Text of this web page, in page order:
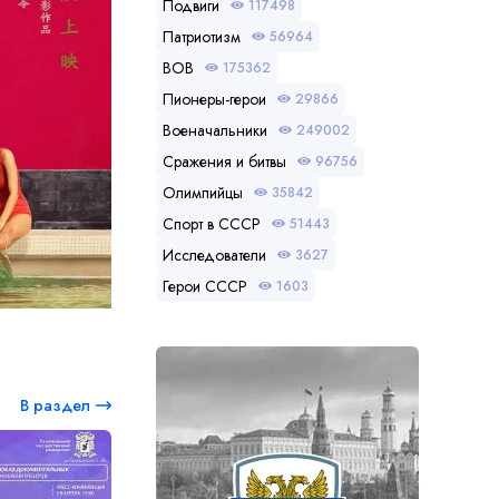
В раздел
Подвиги 117498
Патриотизм 56964
ВОВ 175362
Пионеры-герои 29866
Военачальники 249002
Сражения и битвы 96756
Олимпийцы 35842
Спорт в СССР 51443
Исследователи 3627
Герои СССР 1603